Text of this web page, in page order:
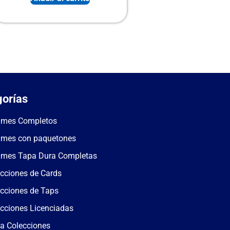
Completos
con paquetones
Tapa Dura Completas
de Cards
de Taps
Licenciadas
Colecciones